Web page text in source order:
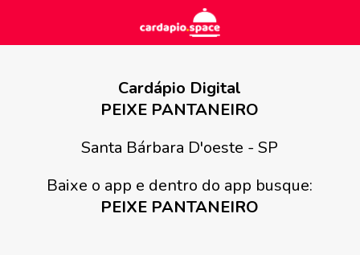
Cardápio Digital
PEIXE PANTANEIRO
Santa Bárbara D'oeste - SP
Baixe o app e dentro do app busque:
PEIXE PANTANEIRO